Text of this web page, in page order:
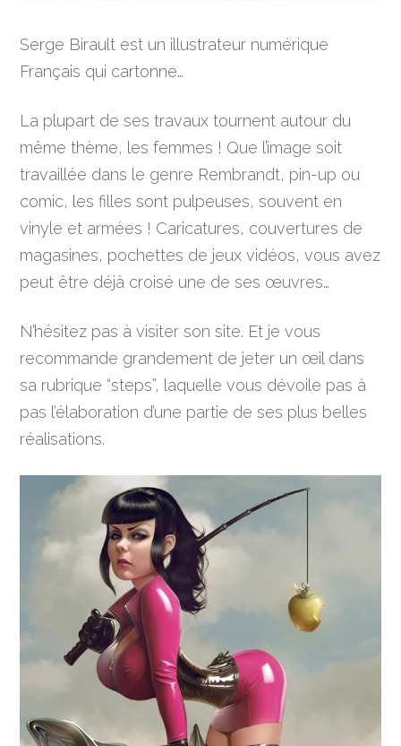
Serge Birault est un illustrateur numérique
Français qui cartonne…
La plupart de ses travaux tournent autour du
même thème, les femmes ! Que l’image soit
travaillée dans le genre Rembrandt, pin-up ou
comic, les filles sont pulpeuses, souvent en
vinyle et armées ! Caricatures, couvertures de
magasines, pochettes de jeux vidéos, vous avez
peut être déjà croisé une de ses œuvres…
N’hésitez pas à visiter son site. Et je vous
recommande grandement de jeter un œil dans
sa rubrique “steps”, laquelle vous dévoile pas à
pas l’élaboration d’une partie de ses plus belles
réalisations.